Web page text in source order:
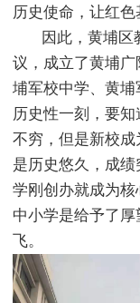
历史使命，让红色
因此，黄埔区
议，成立了黄埔
埔军校中学、黄
历史性一刻，要
不穷，但是新校
是历史悠久，成
学刚创办就成为
中小学是给予了
飞。